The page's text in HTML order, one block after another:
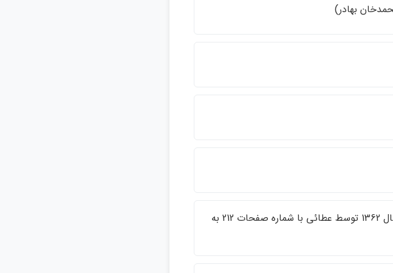
بهادر)
چاپ ديگري از اين كتاب در سال 1362 توسط عطائي با شماره صفحات 212 به